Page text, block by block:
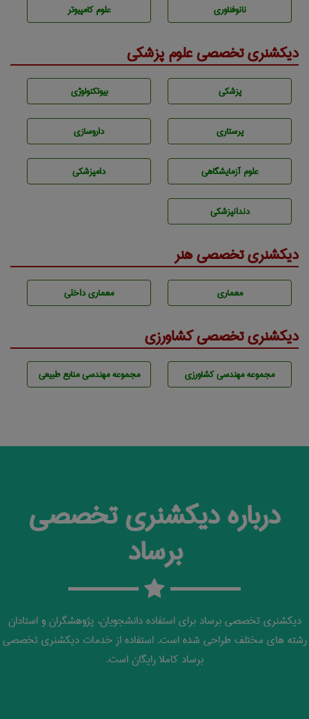
نانوفناوری علوم کامپیوتر
دیکشنری تخصصی علوم پزشکی
پزشكی بيوتكنولوژی
پرستاری داروسازی
علوم آزمايشگاهی دامپزشكی
دندانپزشكی
دیکشنری تخصصی هنر
معماری معماری داخلی
دیکشنری تخصصی کشاورزی
مجموعه مهندسی كشاورزی مجموعه مهندسی منابع طبيعی
درباره دیکشنری تخصصی
برساد
دیکشنری تخصصی برساد برای استفاده دانشجویان، پژوهشگران و استادان
رشته های مختلف طراحی شده است. استفاده از خدمات دیکشنری تخصصی
برساد کاملا رایگان است.